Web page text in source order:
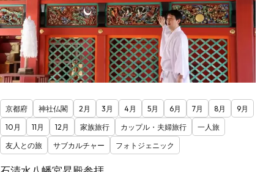
京都府 神社仏閣 2月 3月 4月 5月 6月 7月 8月
9月
10月
11月 12月 家族旅行 カップル・夫婦旅行
一人旅
友人との旅
サブカルチャー フォトジェニック